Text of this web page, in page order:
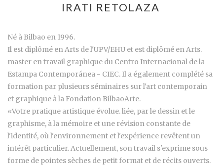
IRATI RETOLAZA
Né à Bilbao en 1996.
Il est diplômé en Arts de l'UPV/EHU et est diplômé en Arts.
master en travail graphique du Centro Internacional de la
Estampa Contemporánea - CIEC. Il a également complété sa
formation par plusieurs séminaires sur l'art contemporain
et graphique à la Fondation BilbaoArte.
«Votre pratique artistique évolue. liée, par le dessin et le
graphisme, à la mémoire et une révision constante de
l'identité, où l'environnement et l'expérience revêtent un
intérêt particulier. Actuellement, son travail s'exprime sous
forme de pointes sèches de petit format et de récits ouverts.